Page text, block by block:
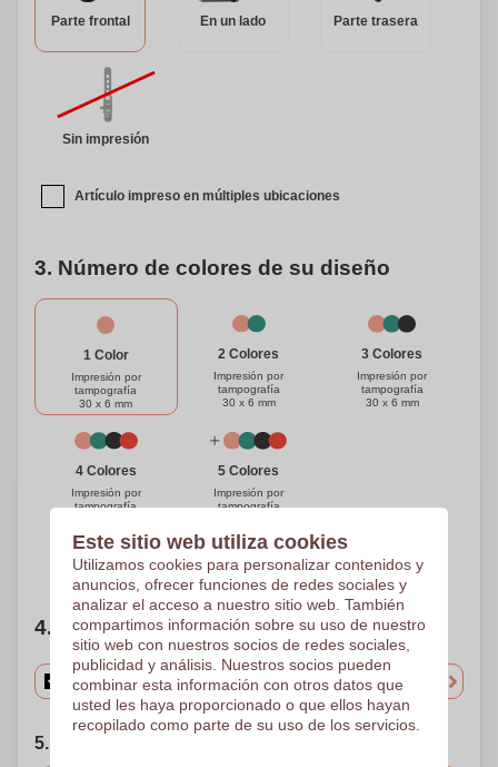
de batería, puedes disfrutar de horas de tiempo de
toque personalizándola con tu nombre, logo, o cualquier
diseño que prefieras. Destaca entre la multitud y haz que
esta luz de bicicleta sea única. Experimenta una mayor
nuestra luz de bicicleta versátil y recargable. Invierte en
este compañero confiable y disfruta de paseos sin
Parte frontal En un lado Parte trasera
Sin impresión
Artículo impreso en múltiples ubicaciones
3. Número de colores de su diseño
1 Color
Impresión por
tampografía
30 x 6 mm
2 Colores
Impresión por
tampografía
30 x 6 mm
3 Colores
Impresión por
tampografía
30 x 6 mm
4 Colores
Impresión por
tampografía
5 Colores
Impresión por
tampografía
¿Necesitas ayuda?Ayúdame a elegir
4. Elige tu cantidad
5. Elija su fecha de envío
Este sitio web utiliza cookies
Utilizamos cookies para personalizar contenidos y
anuncios, ofrecer funciones de redes sociales y
analizar el acceso a nuestro sitio web. También
compartimos información sobre su uso de nuestro
sitio web con nuestros socios de redes sociales,
publicidad y análisis. Nuestros socios pueden
combinar esta información con otros datos que
usted les haya proporcionado o que ellos hayan
recopilado como parte de su uso de los servicios.